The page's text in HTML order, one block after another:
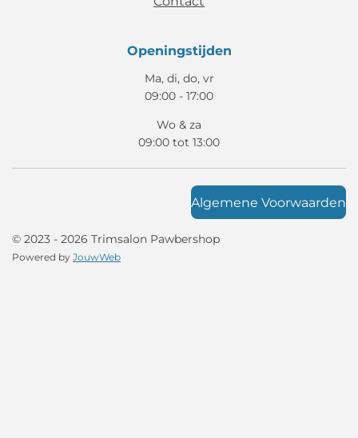
Openingstijden
Ma, di, do, vr
09:00 - 17:00
Wo & za
09:00 tot 13:00
Algemene Voorwaarden
© 2023 - 2026 Trimsalon Pawbershop
Powered by JouwWeb